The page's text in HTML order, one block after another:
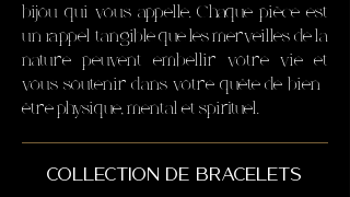
bijou qui vous appelle. Chaque pièce est
un rappel tangible que les merveilles de la
nature peuvent embellir votre vie et
vous soutenir dans votre quête de bien-
être physique, mental et spirituel.
collection de bracelets